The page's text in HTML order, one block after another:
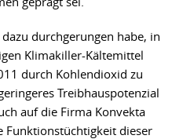
durchgerungen habe, in
Klimakiller-Kältemittel
durch Kohlendioxid zu
Treibhauspotenzial
auf die Firma Konvekta
Funktionstüchtigkeit dieser